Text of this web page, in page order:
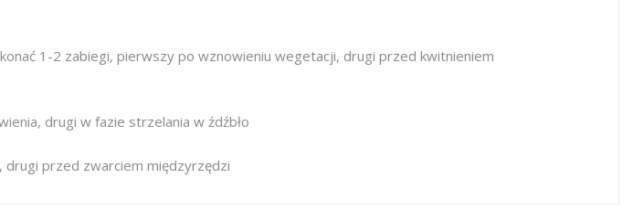
1-2 zabiegi, pierwszy po wznowieniu wegetacji, drugi przed kwitnieniem
drugi w fazie strzelania w źdźbło
przed zwarciem międzyrzędzi